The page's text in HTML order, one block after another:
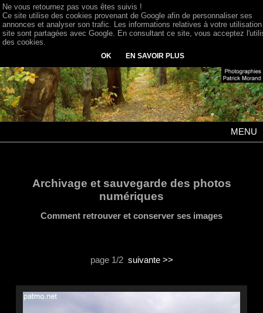
MENU
Archivage et sauvegarde des photos
numériques
Comment retrouver et conserver ses images
page 1/2 suivante >>
Ne vous retournez pas vous êtes suivis !
Ce site utilise des cookies provenant de Google afin de personnaliser ses
annonces et analyser son trafic. Les informations relatives à votre
site sont partagées avec Google. En consultant ce site, vous acceptez
des cookies.
OK EN SAVOIR PLUS